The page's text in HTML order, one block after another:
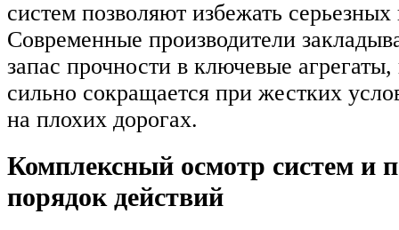
систем позволяют избежать
Современные производители
запас прочности в ключевые агрегаты,
сильно сокращается при жестких
на плохих дорогах.
Комплексный осмотр систем и
порядок действий